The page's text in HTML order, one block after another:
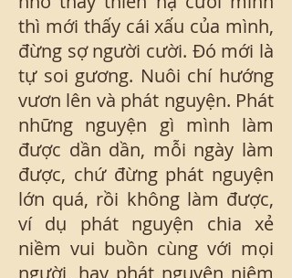
thì mới thấy cái xấu của mình,
đừng sợ người cười. Đó mới là
tự soi gương. Nuôi chí hướng
vươn lên và phát nguyện. Phát
những nguyện gì mình làm
được dần dần, mỗi ngày làm
được, chứ đừng phát nguyện
lớn quá, rồi không làm được,
ví dụ phát nguyện chia xẻ
niềm vui buồn cùng với mọi
người, hay phát nguyện niệm